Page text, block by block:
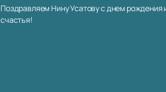
Поздравляем Нину Усатову с днем рождения
счастья!